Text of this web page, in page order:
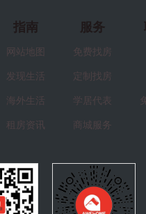
指南
网站地图
发现生活
海外生活
租房资讯
服务
免费找房
定制找房
学居代表
商城服务